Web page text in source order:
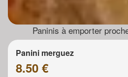
Paninis à emporter
Panini merguez
8.50 €